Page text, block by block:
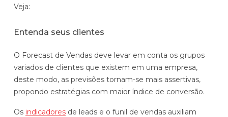
Veja:
Entenda seus clientes
O Forecast de Vendas deve levar em conta os grupos
variados de clientes que existem em uma empresa,
deste modo, as previsões tornam-se mais assertivas,
propondo estratégias com maior índice de conversão.
Os indicadores de leads e o funil de vendas auxiliam